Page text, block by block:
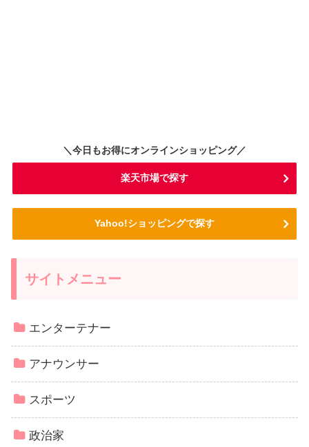
＼今日もお得にオンラインショッピング／
楽天市場で探す
Yahoo!ショッピングで探す
サイトメニュー
エンターテナー
アナウンサー
スポーツ
政治家